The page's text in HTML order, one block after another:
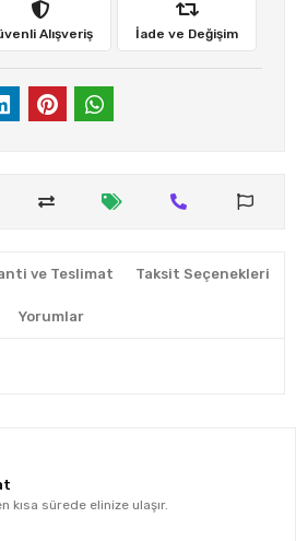
Alışveriş İade ve Değişim
ve Teslimat Taksit Seçenekleri
Yorumlar
kısa sürede elinize ulaşır.